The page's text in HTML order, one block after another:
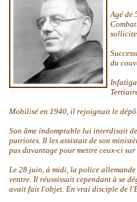
Agé de
du
Mobilisé en 1940, il rejoignait le
Son âme indomptable lui interdisait
patriotes. Il les assistait de son
pas davantage pour mettre ceux-ci sur
Le 28 juin, à midi, la police allemande
ventre. Il réussissait cependant à se
avait fait l'objet. En vrai disciple de